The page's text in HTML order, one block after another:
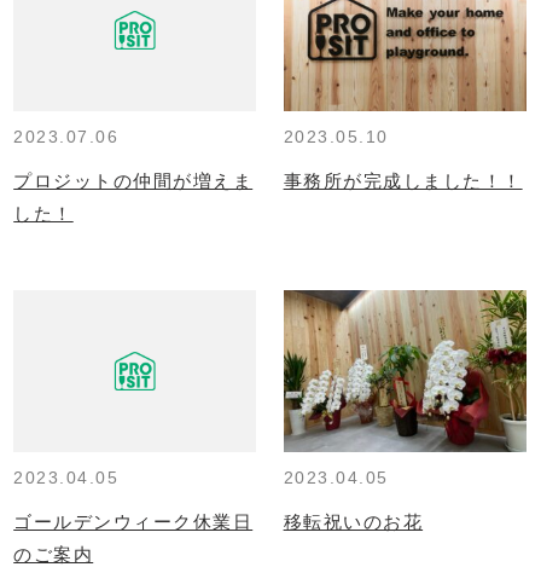
2023.07.06
プロジットの仲間が増えま
した！
2023.05.10
事務所が完成しました！！
2023.04.05
ゴールデンウィーク休業日
のご案内
2023.04.05
移転祝いのお花